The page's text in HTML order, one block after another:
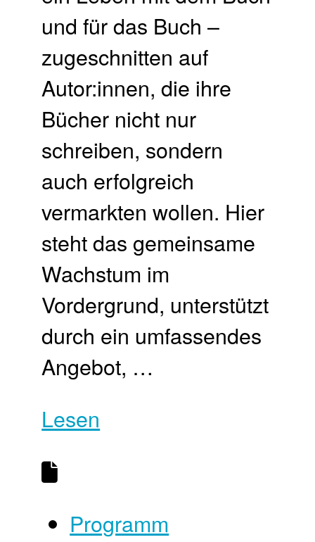
und für das Buch –
zugeschnitten auf
Autor:innen, die ihre
Bücher nicht nur
schreiben, sondern
auch erfolgreich
vermarkten wollen. Hier
steht das gemeinsame
Wachstum im
Vordergrund, unterstützt
durch ein umfassendes
Angebot, …
Lesen
Programm